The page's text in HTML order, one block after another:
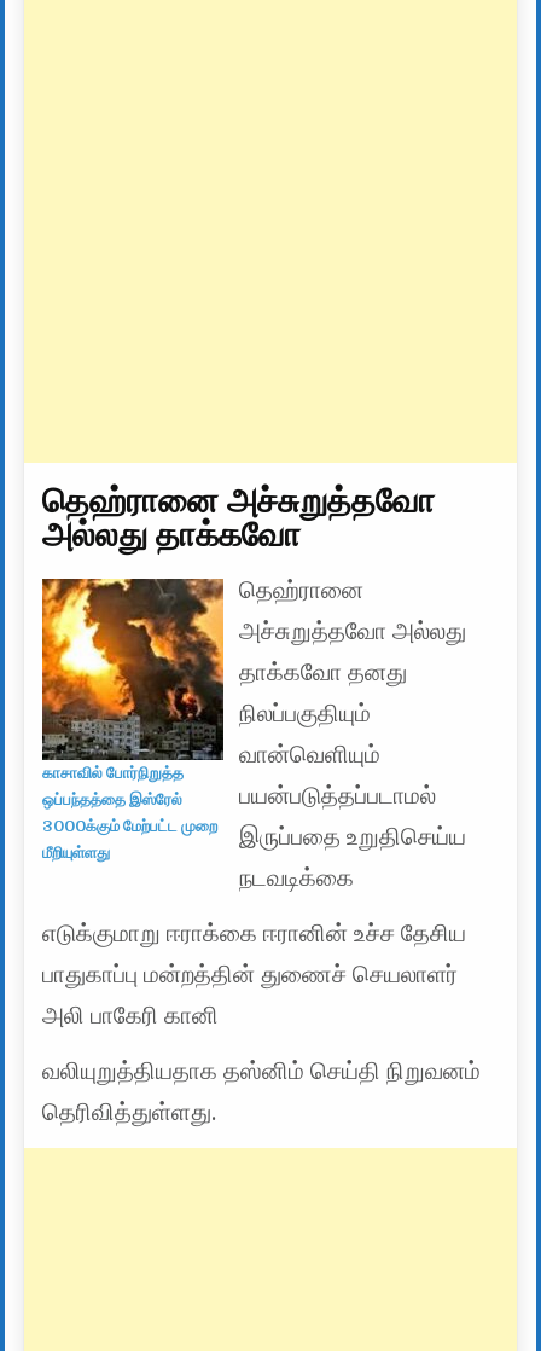
தெஹ்ரானை அச்சுறுத்தவோ
அல்லது தாக்கவோ
காசாவில் போர்நிறுத்த
ஒப்பந்தத்தை இஸ்ரேல்
3000க்கும் மேற்பட்ட முறை
மீறியுள்ளது
தெஹ்ரானை
அச்சுறுத்தவோ அல்லது
தாக்கவோ தனது
நிலப்பகுதியும்
வான்வெளியும்
பயன்படுத்தப்படாமல்
இருப்பதை உறுதிசெய்ய
நடவடிக்கை
எடுக்குமாறு ஈராக்கை ஈரானின் உச்ச தேசிய
பாதுகாப்பு மன்றத்தின் துணைச் செயலாளர்
அலி பாகேரி கானி
வலியுறுத்தியதாக தஸ்னிம் செய்தி நிறுவனம்
தெரிவித்துள்ளது.